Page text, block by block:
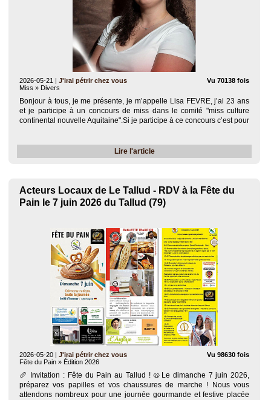
2026-05-21 J'irai pétrir chez vous
Vu 70138 fois
Miss » Divers
Bonjour à tous, je me présente, je m’appelle Lisa FEVRE, j’ai 23 ans
et je participe à un concours de miss dans le comité "miss culture
continental nouvelle Aquitaine".Si je participe à ce concours c’est pour
Lire l'article
Acteurs Locaux de Le Tallud - RDV à la Fête du
Pain le 7 juin 2026 du Tallud (79)
2026-05-20 J'irai pétrir chez vous
Vu 98630 fois
Fête du Pain » Édition 2026
🥖 Invitation : Fête du Pain au Tallud ! 🥨​Le dimanche 7 juin 2026,
préparez vos papilles et vos chaussures de marche ! Nous vous
attendons nombreux pour une journée gourmande et festive placée